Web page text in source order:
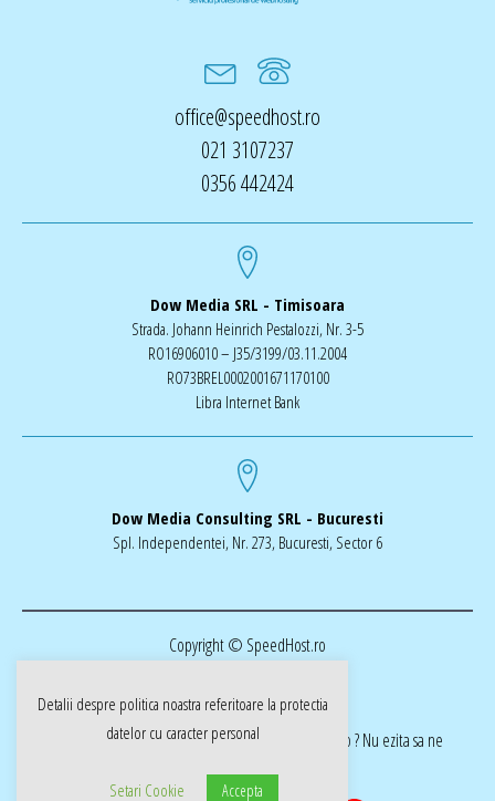
office@speedhost.ro
021 3107237
0356 442424
Dow Media SRL - Timisoara
Strada. Johann Heinrich Pestalozzi, Nr. 3-5
RO16906010 – J35/3199/03.11.2004
RO73BREL0002001671170100
Libra Internet Bank
Dow Media Consulting SRL - Bucuresti
Spl. Independentei, Nr. 273, Bucuresti, Sector 6
Copyright © SpeedHost.ro
realizat de Dow Media | ai nevoie de o pagina web ? Nu ezita sa ne
Detalii despre politica noastra referitoare la protectia
datelor cu caracter personal
Setari Cookie Accepta